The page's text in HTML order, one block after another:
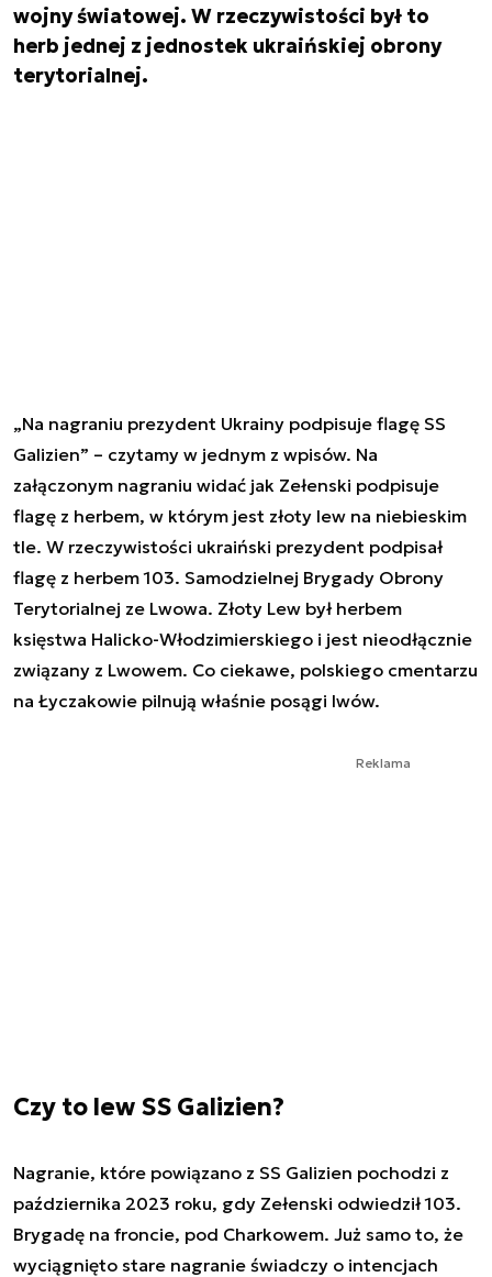
wojny światowej. W rzeczywistości był to
herb jednej z jednostek ukraińskiej obrony
terytorialnej.
„Na nagraniu prezydent Ukrainy podpisuje flagę SS
Galizien” – czytamy w jednym z wpisów. Na
załączonym nagraniu widać jak Zełenski podpisuje
flagę z herbem, w którym jest złoty lew na niebieskim
tle. W rzeczywistości ukraiński prezydent podpisał
flagę z herbem 103. Samodzielnej Brygady Obrony
Terytorialnej ze Lwowa. Złoty Lew był herbem
księstwa Halicko-Włodzimierskiego i jest nieodłącznie
związany z Lwowem. Co ciekawe, polskiego cmentarzu
na Łyczakowie pilnują właśnie posągi lwów.
Reklama
Czy to lew SS Galizien?
Nagranie, które powiązano z SS Galizien pochodzi z
października 2023 roku, gdy Zełenski odwiedził 103.
Brygadę na froncie, pod Charkowem. Już samo to, że
wyciągnięto stare nagranie świadczy o intencjach